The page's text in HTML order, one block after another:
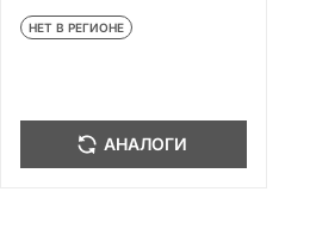
иглы 6 шт
НЕТ В РЕГИОНЕ
АНАЛОГИ